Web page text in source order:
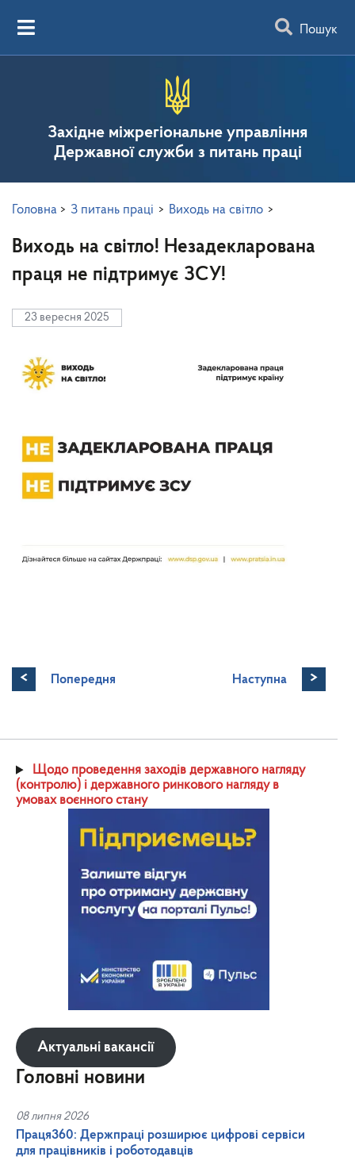
Пошук
Західне міжрегіональне управління
Державної служби з питань праці
Головна > З питань праці > Виходь на світло >
Виходь на світло! Незадекларована
праця не підтримує ЗСУ!
23 вересня 2025
< Попередня Наступна >
Щодо проведення заходів державного нагляду
(контролю) і державного ринкового нагляду в
умовах воєнного стану
Актуальні вакансії
Головні новини
08 липня 2026
Праця360: Держпраці розширює цифрові сервіси
для працівників і роботодавців